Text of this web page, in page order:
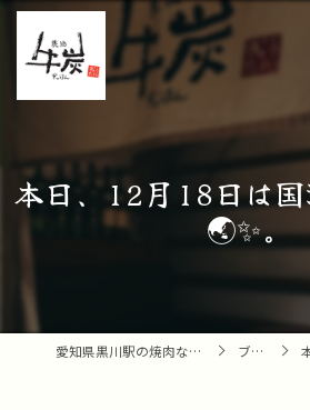
本日、12月18日は国
🌏✨。
愛知県黒川駅の焼肉なら焼肉 牛炭 ブログ